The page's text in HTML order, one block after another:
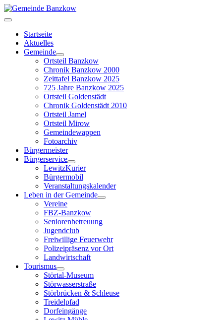
Startseite
Aktuelles
Gemeinde
Ortsteil Banzkow
Chronik Banzkow 2000
Zeittafel Banzkow 2025
725 Jahre Banzkow 2025
Ortsteil Goldenstädt
Chronik Goldenstädt 2010
Ortsteil Jamel
Ortsteil Mirow
Gemeindewappen
Fotoarchiv
Bürgermeister
Bürgerservice
LewitzKurier
Bürgermobil
Veranstaltungskalender
Leben in der Gemeinde
Vereine
FBZ-Banzkow
Seniorenbetreuung
Jugendclub
Freiwillige Feuerwehr
Polizeipräsenz vor Ort
Landwirtschaft
Tourismus
Störtal-Museum
Störwasserstraße
Störbrücken & Schleuse
Treidelpfad
Dorfeingänge